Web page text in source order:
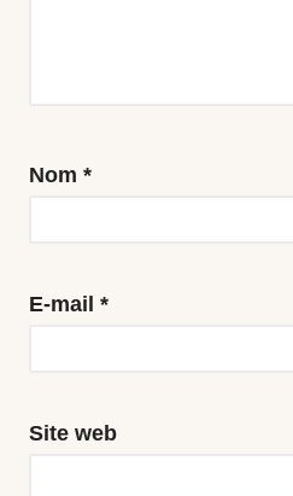
Nom *
E-mail *
Site web